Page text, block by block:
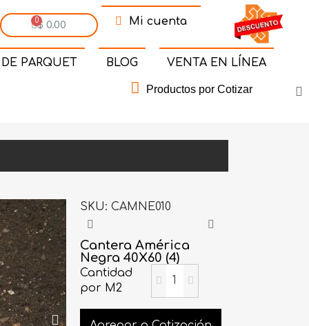
$ 0.00 Mi cuenta
PARQUET BLOG VENTA EN LÍNEA
Productos por Cotizar
SKU CAMNE010
Cantera América
Negra 40X60 (4)
Cantidad
por M2